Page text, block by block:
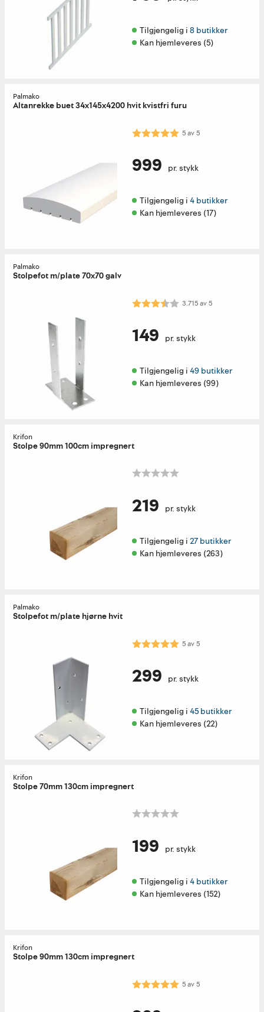
Tilgjengelig i 8 butikker
Kan hjemleveres (5)
Palmako
Altanrekke buet 34x145x4200 hvit kvistfri furu
Karakter: 5.0 av 5 mulige
5av5
999 pr. stykk
Tilgjengelig i 4 butikker
Kan hjemleveres (17)
Palmako
Stolpefot m/plate 70x70 galv
Karakter: 3.7 av 5 mulige
3.715av5
149 pr. stykk
Tilgjengelig i 49 butikker
Kan hjemleveres (99)
Krifon
Stolpe 90mm 100cm impregnert
219 pr. stykk
Tilgjengelig i 27 butikker
Kan hjemleveres (263)
Palmako
Stolpefot m/plate hjørne hvit
Karakter: 5.0 av 5 mulige
5av5
299 pr. stykk
Tilgjengelig i 45 butikker
Kan hjemleveres (22)
Krifon
Stolpe 70mm 130cm impregnert
199 pr. stykk
Tilgjengelig i 4 butikker
Kan hjemleveres (152)
Krifon
Stolpe 90mm 130cm impregnert
Karakter: 5.0 av 5 mulige
5av5